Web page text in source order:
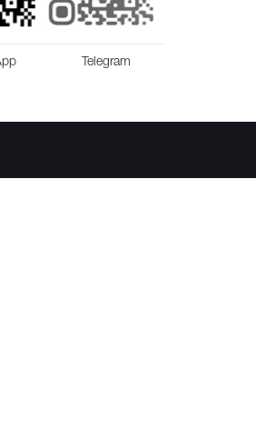
Telegram